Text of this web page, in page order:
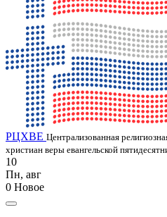
РЦХВЕ Централизованная
христиан веры евангельской
10
Пн, авг
0 Новое